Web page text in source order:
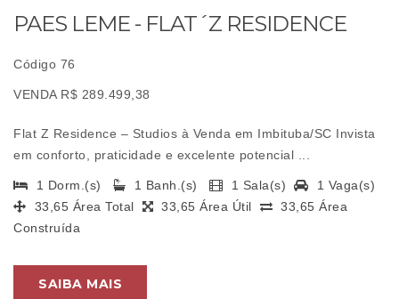
PAES LEME - FLAT´Z RESIDENCE
Código 76
VENDA R$ 289.499,38
Flat Z Residence – Studios à Venda em Imbituba/SC Invista
em conforto, praticidade e excelente potencial ...
1 Dorm.(s) 1 Banh.(s) 1 Sala(s)
1 Vaga(s)
33,65 Área Total
33,65 Área Útil
33,65 Área
Construída
SAIBA MAIS